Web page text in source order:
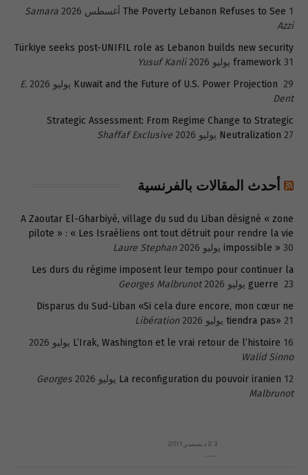
The Poverty Lebanon Refuses to See 1 أغسطس 2026
Samara
Azzi
Türkiye seeks post-UNIFIL role as Lebanon builds new security
framework 31 يوليو 2026
Yusuf Kanli
Kuwait and the Future of U.S. Power Projection 29 يوليو 2026
E.
Dent
Strategic Assessment: From Regime Change to Strategic
Neutralization 27 يوليو 2026 Shaffaf Exclusive
أحدث المقالات بالفرنسية
A Zaoutar El-Gharbiyé, village du sud du Liban désigné « zone
pilote » : « Les Israéliens ont tout détruit pour rendre la vie
impossible » 30 يوليو 2026
Laure Stephan
Les durs du régime imposent leur tempo pour continuer la
guerre 23 يوليو 2026
Georges Malbrunot
Disparus du Sud-Liban «Si cela dure encore, mon cœur ne
tiendra pas» 21 يوليو 2026
Libération
L’Irak, Washington et le vrai retour de l’histoire 16 يوليو 2026
Walid Sinno
La reconfiguration du pouvoir iranien 12 يوليو 2026
Georges
Malbrunot
23 ديسمبر 2011